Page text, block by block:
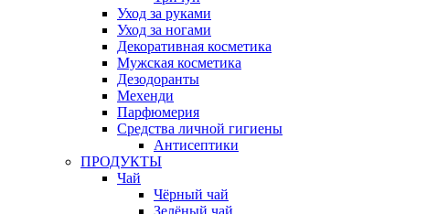
Уход за руками
Уход за ногами
Декоративная косметика
Мужская косметика
Дезодоранты
Мехенди
Парфюмерия
Средства личной гигиены
Антисептики
ПРОДУКТЫ
Чай
Чёрный чай
Зелёный чай